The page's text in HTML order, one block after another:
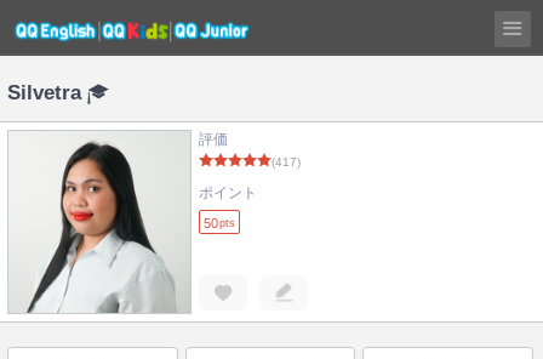
Silvetra
評価
(417)
ポイント
50pts